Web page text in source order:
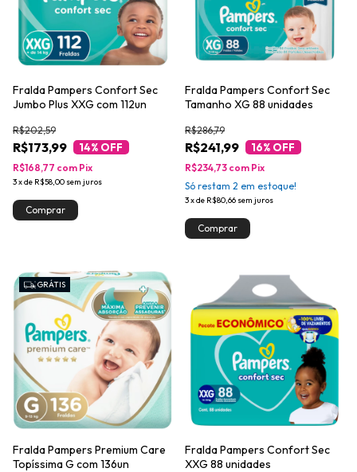
Fralda Pampers Confort Sec
Jumbo Plus XXG com 112un
R$173,99
R$202,59
14% OFF
3xde R$58,00 sem juros
R$168,77 com Pix
Fralda Pampers Confort Sec
Tamanho XG 88 unidades
R$241,99
R$286,79
16% OFF
3xde R$80,66 sem juros
R$234,73 com Pix
Só restam 2 em estoque!
GRÁTIS
Fralda Pampers Premium Care
Topíssima G com 136un
Fralda Pampers Confort Sec
XXG 88 unidades